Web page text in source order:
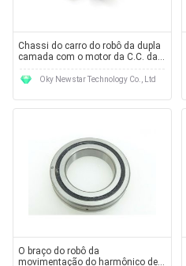
Chassi do carro do robô da dupla
camada com o motor da C.C. da
retardação dois
Oky Newstar Technology Co., Ltd
O braço do robô da
movimentação do harmônico de